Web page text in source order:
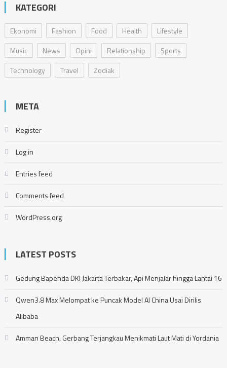
KATEGORI
Ekonomi Fashion Food Health
Lifestyle
Music
News Opini Relationship
Sports
Technology
Travel Zodiak
META
Register
Log in
Entries feed
Comments feed
WordPress.org
LATEST POSTS
Gedung Bapenda DKI Jakarta Terbakar, Api Menjalar hingga Lantai 16
Qwen3.8 Max Melompat ke Puncak Model AI China Usai Dirilis
Alibaba
Amman Beach, Gerbang Terjangkau Menikmati Laut Mati di Yordania